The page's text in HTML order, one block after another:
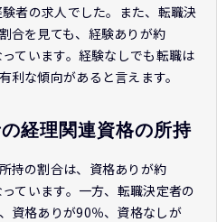
者の求人でした。また、転職決
合を見ても、経験ありが約
ています。経験なしでも転職は
な傾向があると言えます。
経理関連資格の所持
持の割合は、資格ありが約
ています。一方、転職決定者の
資格ありが90％、資格なしが